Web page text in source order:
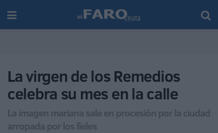
La virgen de los Remedios
celebra su mes en la calle
La imagen mariana sale en procesión por la ciudad
arropada por los fieles